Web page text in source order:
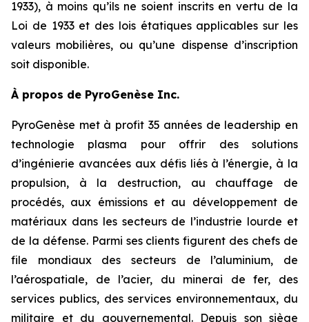
1933), à moins qu’ils ne soient inscrits en vertu de la
Loi de 1933 et des lois étatiques applicables sur les
valeurs mobilières, ou qu’une dispense d’inscription
soit disponible.
À propos de PyroGenèse Inc.
PyroGenèse met à profit 35 années de leadership en
technologie plasma pour offrir des solutions
d’ingénierie avancées aux défis liés à l’énergie, à la
propulsion, à la destruction, au chauffage de
procédés, aux émissions et au développement de
matériaux dans les secteurs de l’industrie lourde et
de la défense. Parmi ses clients figurent des chefs de
file mondiaux des secteurs de l’aluminium, de
l’aérospatiale, de l’acier, du minerai de fer, des
services publics, des services environnementaux, du
militaire et du gouvernemental. Depuis son siège